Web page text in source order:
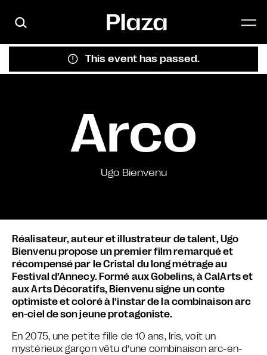
This event has passed.
Arco
Ugo Bienvenu
Réalisateur, auteur et illustrateur de talent, Ugo
Bienvenu propose un premier film remarqué et
récompensé par le Cristal du long métrage au
Festival d’Annecy. Formé aux Gobelins, à CalArts et
aux Arts Décoratifs, Bienvenu signe un conte
optimiste et coloré à l’instar de la combinaison arc
en-ciel de son jeune protagoniste.
En 2075, une petite fille de 10 ans, Iris, voit un
mystérieux garçon vêtu d’une combinaison arc-en-